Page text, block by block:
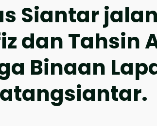
Siantar
dan Tahsin
Binaan